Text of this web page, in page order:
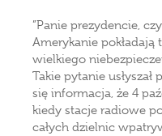
”Panie prezydencie,
Amerykanie pokładają
wielkiego
Takie pytanie
się informacja, że 4
kiedy stacje radiowe
całych dzielnic